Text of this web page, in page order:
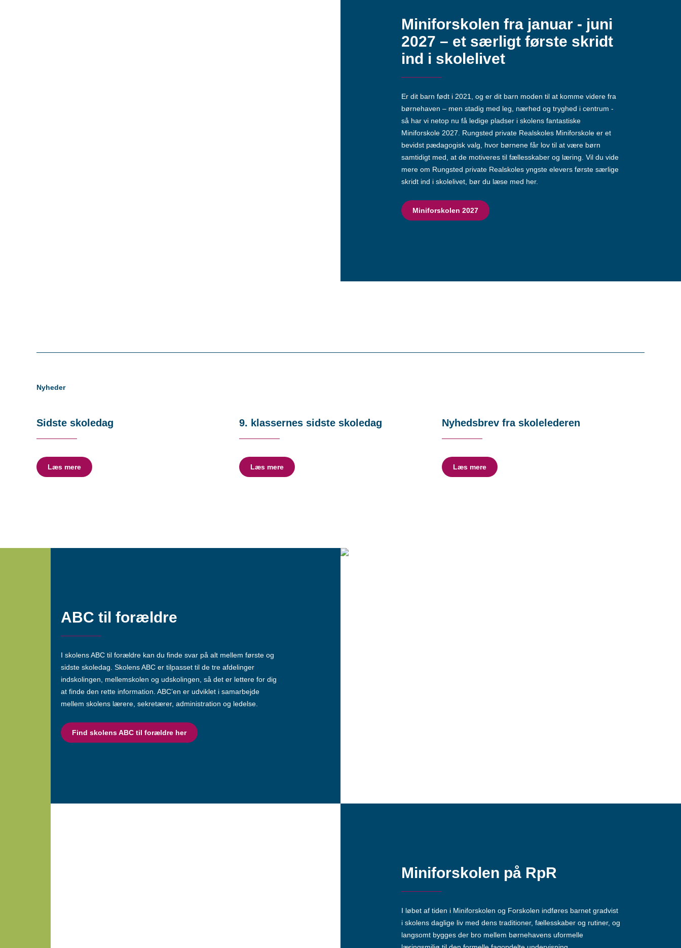
Miniforskolen fra januar - juni
2027 – et særligt første skridt
ind i skolelivet
Er dit barn født i 2021, og er dit barn moden til at komme videre fra
børnehaven – men stadig med leg, nærhed og tryghed i centrum -
så har vi netop nu få ledige pladser i skolens fantastiske
Miniforskole 2027. Rungsted private Realskoles Miniforskole er et
bevidst pædagogisk valg, hvor børnene får lov til at være børn
samtidigt med, at de motiveres til fællesskaber og læring. Vil du vide
mere om Rungsted private Realskoles yngste elevers første særlige
skridt ind i skolelivet, bør du læse med her.
Miniforskolen 2027
Nyheder
Sidste skoledag
Læs mere
9. klassernes sidste skoledag
Læs mere
Nyhedsbrev fra skolelederen
Læs mere
ABC til forældre
I skolens ABC til forældre kan du finde svar på alt mellem første og
sidste skoledag. Skolens ABC er tilpasset til de tre afdelinger
indskolingen, mellemskolen og udskolingen, så det er lettere for dig
at finde den rette information. ABC’en er udviklet i samarbejde
mellem skolens lærere, sekretærer, administration og ledelse.
Find skolens ABC til forældre her
Miniforskolen på RpR
I løbet af tiden i Miniforskolen og Forskolen indføres barnet gradvist
i skolens daglige liv med dens traditioner, fællesskaber og rutiner, og
langsomt bygges der bro mellem børnehavens uformelle